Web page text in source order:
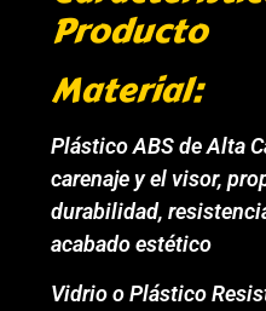
Producto
Material:
Plástico ABS de Alta
carenaje y el visor,
durabilidad,
acabado estético
Vidrio o Plástico